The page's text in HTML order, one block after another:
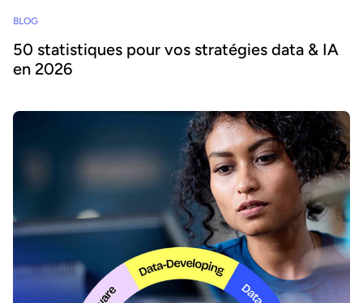
BLOG
50 statistiques pour vos stratégies data & IA
en 2026